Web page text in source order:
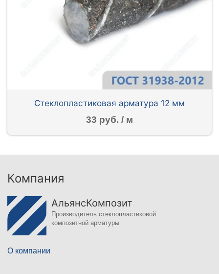
Стеклопластиковая арматура 12 мм
33 руб. / м
Компания
АльянсКомпозит
Производитель стеклопластиковой
композитной арматуры
О компании